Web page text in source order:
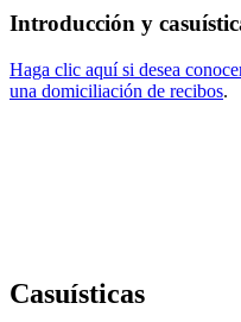
Introducción y
Haga clic aquí si desea
una domiciliación de recibos.
Casuísticas